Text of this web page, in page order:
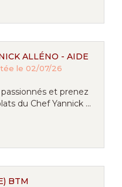
ALLÉNO - AIDE
le 02/07/26
et prenez
du Chef Yannick ...
BTM